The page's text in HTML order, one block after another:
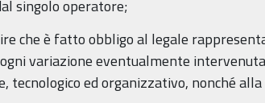
singolo operatore;
che è fatto obbligo al legale
variazione eventualmente
tecnologico ed organizzativo, nonché